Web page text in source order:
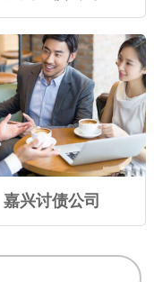
嘉兴讨债公司